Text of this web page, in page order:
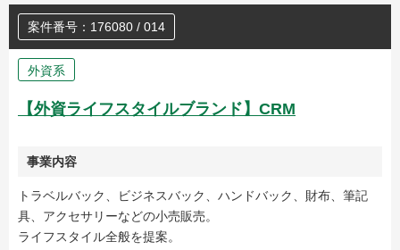
案件番号：176080 / 014
外資系
【外資ライフスタイルブランド】CRM
事業内容
トラベルバック、ビジネスバック、ハンドバック、財布、筆記
具、アクセサリーなどの小売販売。
ライフスタイル全般を提案。